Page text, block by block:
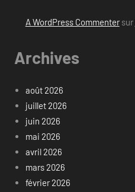
A WordPress Commentersur
Archives
août 2026
juillet 2026
juin 2026
mai 2026
avril 2026
mars 2026
février 2026